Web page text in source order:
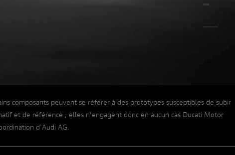
composants peuvent se référer à des prototypes susceptibles de subir
et de référence ; elles n'engagent donc en aucun cas Ducati Motor
d'Audi AG.